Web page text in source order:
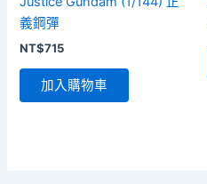
義鋼彈
NT$715
加入購物車